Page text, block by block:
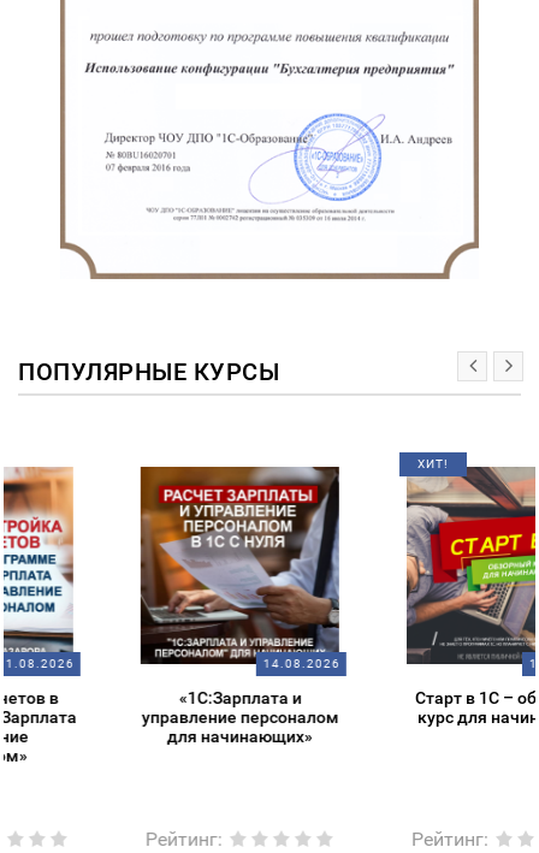
ПОПУЛЯРНЫЕ КУРСЫ
14.08.2026
«1С:Зарплата и
управление персоналом
для начинающих»
Рейтинг
ХИТ!
14.08.2026
Старт в 1С – обзорный
курс для начинающих
Рейтинг